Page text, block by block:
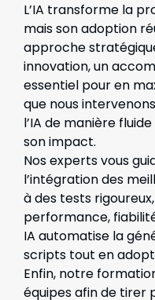
L’IA transforme la
mais son adoption
approche
innovation, un
essentiel pour en
que nous
l’IA de manière
son impact.
Nos experts vous
l’intégration des
à des tests
performance,
IA automatise la
scripts tout en
Enfin, notre
équipes afin de tirer